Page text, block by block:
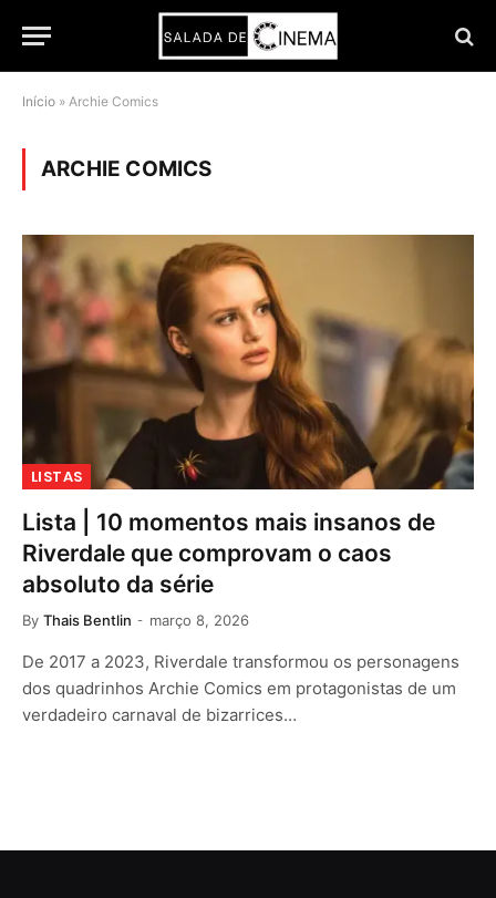
Início » Archie Comics
ARCHIE COMICS
LISTAS
Lista | 10 momentos mais insanos de
Riverdale que comprovam o caos
absoluto da série
By Thais Bentlin março 8, 2026
De 2017 a 2023, Riverdale transformou os personagens
dos quadrinhos Archie Comics em protagonistas de um
verdadeiro carnaval de bizarrices…